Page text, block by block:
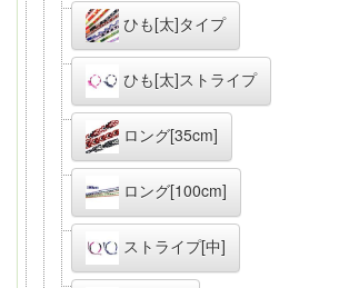
ひも[太]タイプ
ひも[太]ストライプ
ロング[35cm]
ロング[100cm]
ストライプ[中]